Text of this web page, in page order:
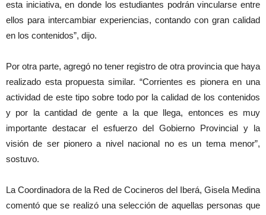
esta iniciativa, en donde los estudiantes podrán vincularse entre
ellos para intercambiar experiencias, contando con gran calidad
en los contenidos”, dijo.
Por otra parte, agregó no tener registro de otra provincia que haya
realizado esta propuesta similar. “Corrientes es pionera en una
actividad de este tipo sobre todo por la calidad de los contenidos
y por la cantidad de gente a la que llega, entonces es muy
importante destacar el esfuerzo del Gobierno Provincial y la
visión de ser pionero a nivel nacional no es un tema menor”,
sostuvo.
La Coordinadora de la Red de Cocineros del Iberá, Gisela Medina
comentó que se realizó una selección de aquellas personas que